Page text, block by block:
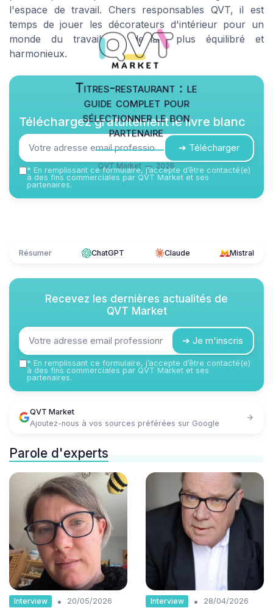
l'espace de travail. Chers responsables QVT, il est
temps de jouer les décorateurs d'intérieur pour un
monde du travail de demain plus équilibré et
harmonieux.
Titres-restaurant : le
guide complet pour
sélectionner le bon
partenaire
QVT Market — 2026
Téléchargez gratuitement le livre blanc
➔ Télécharger
* En remplissant ce formulaire, j’accepte d’être contacté(e)
à des fins commerciales par QVT Market et ses
partenaires.
Résumer ChatGPT Claude Mistral
Recevez les dernières actualités de
QVT Market
➔ Je m'inscris
* En remplissant ce formulaire, j’accepte d’être contacté(e)
à des fins commerciales par QVT Market et ses
partenaires.
QVT Market
Ajoutez-nous à vos sources préférées sur Google
Parole d'experts
Interview •
20/05/2026
Interview •
28/04/2026